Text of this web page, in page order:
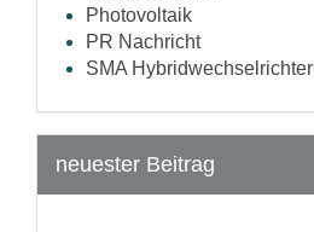
Photovoltaik
PR Nachricht
SMA Hybridwechselrichter
neuester Beitrag